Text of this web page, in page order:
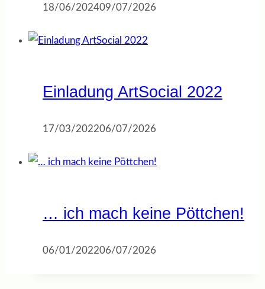
18/06/202409/07/2026
Einladung ArtSocial 2022
17/03/202206/07/2026
… ich mach keine Pöttchen!
06/01/202206/07/2026